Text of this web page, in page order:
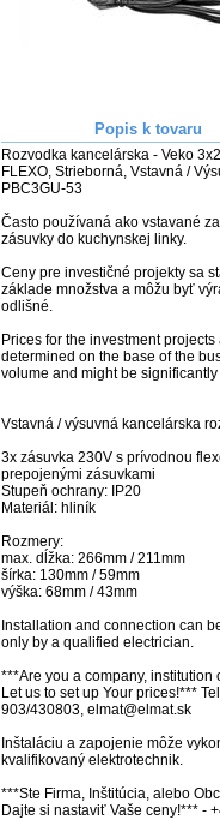
Popis k tovaru
Rozvodka kancelárska - Veko
FLEXO, Strieborná, Vstavná /
PBC3GU-53
Často používaná ako vstavané
zásuvky do kuchynskej linky.
Ceny pre investičné projekty sa
základe množstva a môžu byť
odlišné.
Prices for the investment projects
determined on the base of the
volume and might be
Vstavná / výsuvná kancelárska
3x zásuvka 230V s prívodnou
prepojenými zásuvkami
Stupeň ochrany: IP20
Materiál: hliník
Rozmery:
max. dĺžka: 266mm / 211mm
šírka: 130mm / 59mm
výška: 68mm / 43mm
Installation and connection can
only by a qualified electrician.
***Are you a company, institution
Let us to set up Your prices!***
903/430803, elmat@elmat.sk
Inštaláciu a zapojenie môže
kvalifikovaný elektrotechnik.
***Ste Firma, Inštitúcia, alebo
Dajte si nastaviť Vaše ceny!*** -